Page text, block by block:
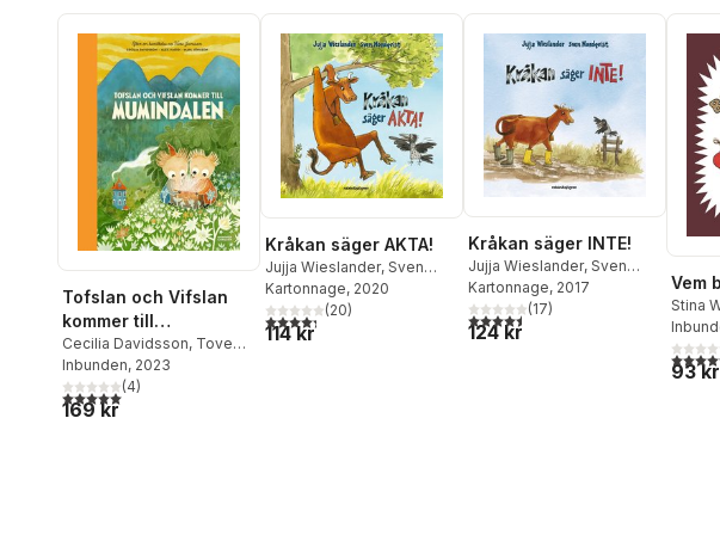
Tofslan och Vifslan
kommer till
Mumindalen
Cecilia Davidsson, Tove
Jansson,Alex Haridi
Inbunden, 2023
5,0utav 5 stjärnor. Totalt antal röster:
(4)
169 kr
Kråkan säger AKTA!
Jujja Wieslander, Sven
Nordqvist
Kartonnage, 2020
4,3utav 5 stjärnor. Totalt antal röster:
(20)
114 kr
Kråkan säger INTE!
Jujja Wieslander, Sven
Nordqvist
Kartonnage, 2017
4,5utav 5 stjärnor. Totalt antal röster:
(17)
124 kr
Vem
Stina
4,4
93 kr